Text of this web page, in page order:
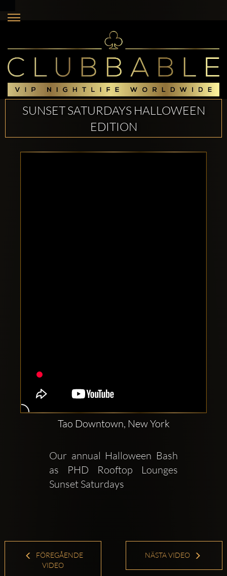
sociala
konton
SUNSET SATURDAYS HALLOWEEN
EDITION
Tao Downtown, New York
Our annual Halloween Bash
as PHD Rooftop Lounges
Sunset Saturdays
FÖREGÅENDE
VIDEO
NÄSTA VIDEO